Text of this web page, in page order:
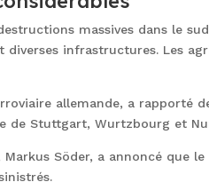
massives dans le
diverses infrastructures. Les
allemande, a rapporté
de Stuttgart, Wurtzbourg et
Söder, a annoncé que